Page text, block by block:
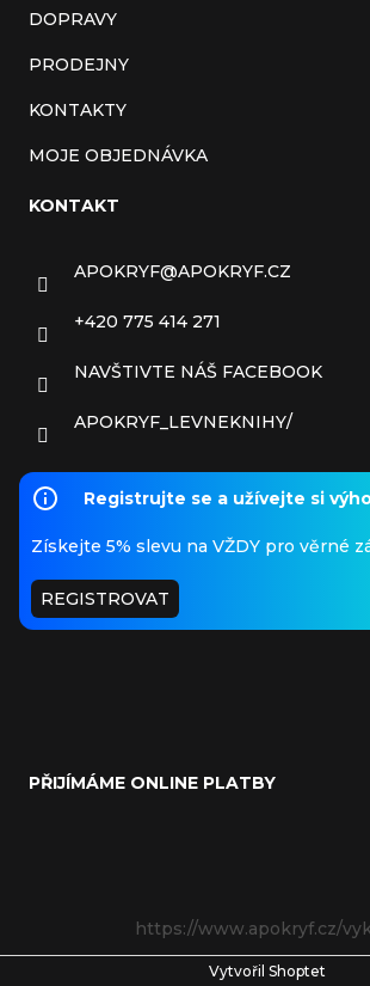
DOPRAVY
PRODEJNY
KONTAKTY
MOJE OBJEDNÁVKA
KONTAKT
APOKRYF@APOKRYF.CZ
+420 775 414 271
NAVŠTIVTE NÁŠ FACEBOOK
APOKRYF_LEVNEKNIHY/
Registrujte se a užívejte si
Získejte 5% slevu na VŽDY pro věrné
REGISTROVAT
PŘIJÍMÁME ONLINE PLATBY
https://www.apokryf.cz/
Vytvořil Shoptet